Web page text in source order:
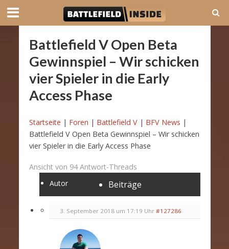
Battlefield V Open Beta
Gewinnspiel – Wir schicken
vier Spieler in die Early
Access Phase
Startseite | Foren | Battlefield V | BFV News |
Battlefield V Open Beta Gewinnspiel – Wir schicken
vier Spieler in die Early Access Phase
Ansicht von 94 Antwort-Threads
Autor
Beiträge
3. September 2018 um 17:19 Uhr #127286